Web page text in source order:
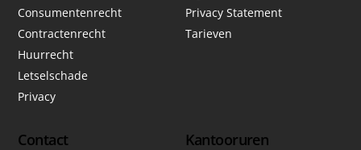
Consumentenrecht
Contractenrecht
Huurrecht
Letselschade
Privacy
Privacy Statement
Tarieven
Contact Kantooruren